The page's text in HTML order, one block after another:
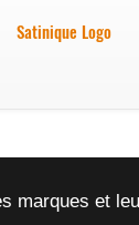
Satinique Logo
marques et